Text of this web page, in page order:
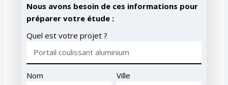
Nous avons besoin de ces informations pour
préparer votre étude :
Quel est votre projet ?
Nom Ville